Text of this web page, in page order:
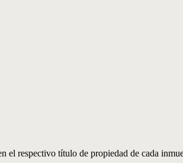
el respectivo título de propiedad de cada